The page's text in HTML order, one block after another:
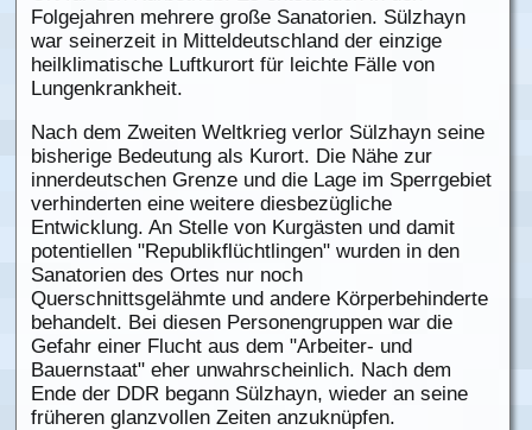
Folgejahren mehrere große Sanatorien. Sülzhayn
war seinerzeit in Mitteldeutschland der einzige
heilklimatische Luftkurort für leichte Fälle von
Lungenkrankheit.
Nach dem Zweiten Weltkrieg verlor Sülzhayn seine
bisherige Bedeutung als Kurort. Die Nähe zur
innerdeutschen Grenze und die Lage im Sperrgebiet
verhinderten eine weitere diesbezügliche
Entwicklung. An Stelle von Kurgästen und damit
potentiellen "Republikflüchtlingen" wurden in den
Sanatorien des Ortes nur noch
Querschnittsgelähmte und andere Körperbehinderte
behandelt. Bei diesen Personengruppen war die
Gefahr einer Flucht aus dem "Arbeiter- und
Bauernstaat" eher unwahrscheinlich. Nach dem
Ende der DDR begann Sülzhayn, wieder an seine
früheren glanzvollen Zeiten anzuknüpfen.